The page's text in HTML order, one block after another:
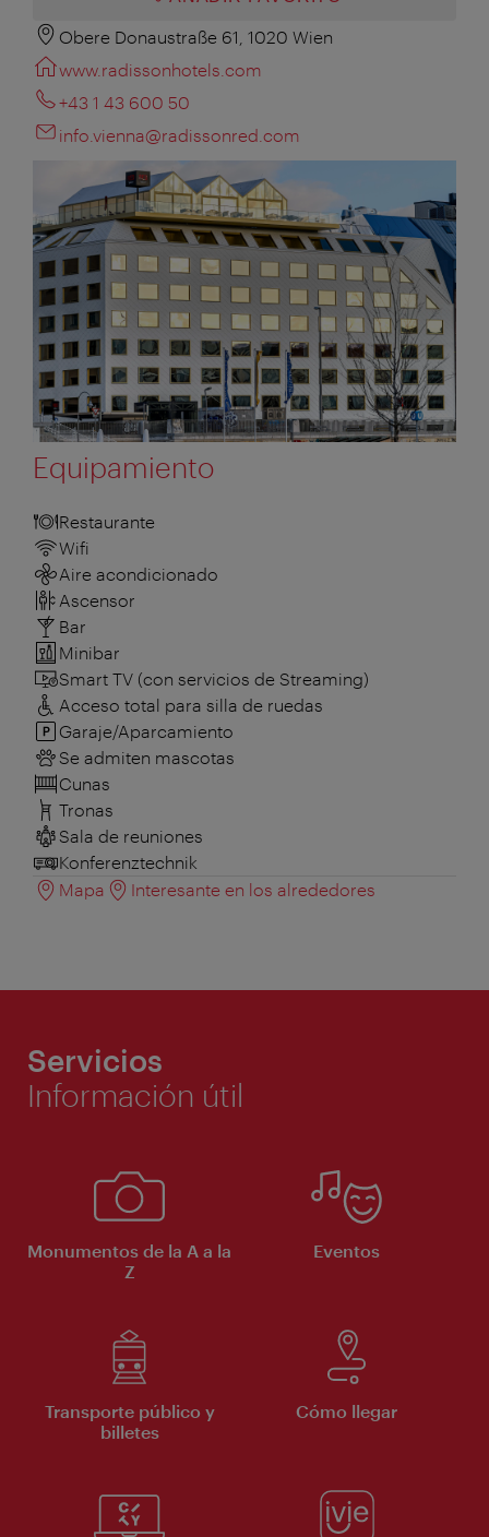
Obere Donaustraße 61, 1020 Wien
www.radissonhotels.com
+43 1 43 600 50
info.vienna@radissonred.com
Equipamiento
Restaurante
Wifi
Aire acondicionado
Ascensor
Bar
Minibar
Smart TV (con servicios de Streaming)
Acceso total para silla de ruedas
Garaje/Aparcamiento
Se admiten mascotas
Cunas
Tronas
Sala de reuniones
Konferenztechnik
Mapa
Interesante en los alrededores
Servicios
Información útil
Monumentos de la A a la
Z
Eventos
Transporte público y
billetes
Cómo llegar